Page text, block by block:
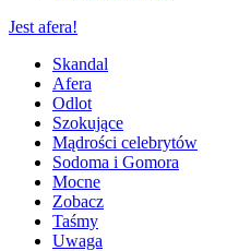
Jest afera!
Skandal
Afera
Odlot
Szokujące
Mądrości celebrytów
Sodoma i Gomora
Mocne
Zobacz
Taśmy
Uwaga